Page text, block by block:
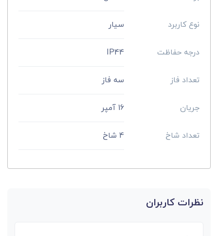
نوع کاربرد سیار
درجه حفاظت IP44
تعداد فاز سه فاز
جریان 16 آمپر
تعداد شاخ 4 شاخ
نظرات کاربران